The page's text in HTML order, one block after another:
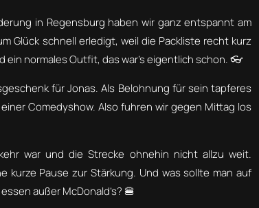
in Regensburg haben wir ganz entspannt am
Glück schnell erledigt, weil die Packliste recht kurz
ein normales Outfit, das war’s eigentlich schon. 👓
für Jonas. Als Belohnung für sein tapferes
Comedyshow. Also fuhren wir gegen Mittag los
war und die Strecke ohnehin nicht allzu weit.
kurze Pause zur Stärkung. Und was sollte man auf
außer McDonald’s? 🍔